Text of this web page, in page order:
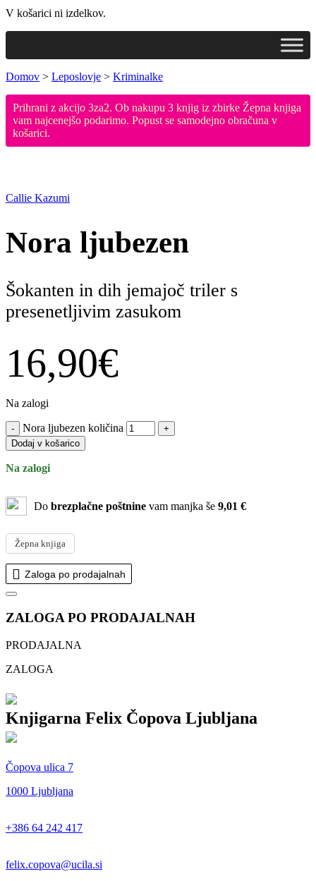
V košarici ni izdelkov.
Domov > Leposlovje > Kriminalke
Prihrani z akcijo 3za2. Ob nakupu 3 knjig iz zbirke Žepna knjiga
vam najcenejšo podarimo. Popust se samodejno obračuna v
košarici.
Callie Kazumi
Nora ljubezen
Šokanten in dih jemajoč triler s
presenetljivim zasukom
16,90€
Na zalogi
- Nora ljubezen količina
+
Dodaj v košarico
Na zalogi
Do brezplačne poštnine vam manjka še 9,01 €
Žepna knjiga
Zaloga po prodajalnah
ZALOGA PO PRODAJALNAH
PRODAJALNA
ZALOGA
Knjigarna Felix Čopova Ljubljana
Čopova ulica 7
1000 Ljubljana
+386 64 242 417
felix.copova@ucila.si